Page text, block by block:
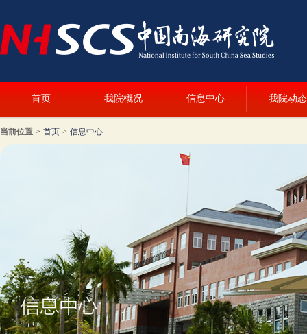
首页 我院概况 信息中心 我院动态
当前位置 > 首页 > 信息中心